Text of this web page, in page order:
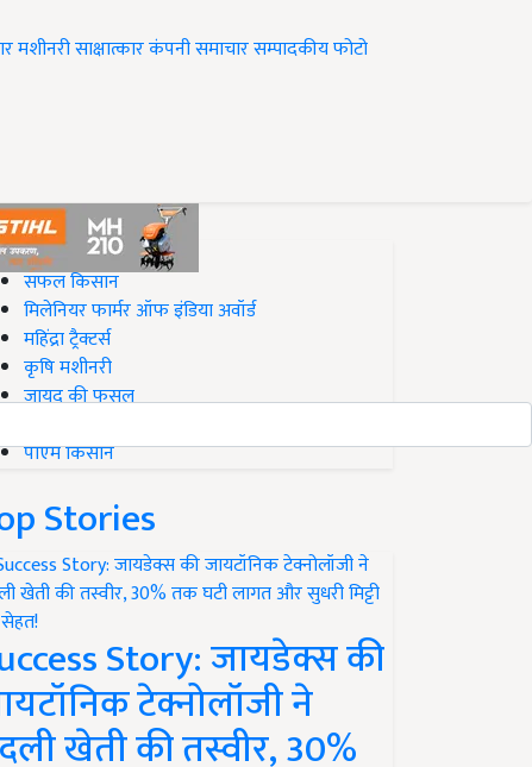
मशीनरीसाक्षात्कारकंपनी समाचारसम्पादकीयफोटो
on Krishi Jagran
सफल किसान
मिलेनियर फार्मर ऑफ इंडिया अवॉर्ड
महिंद्रा ट्रैक्टर्स
कृषि मशीनरी
जायद की फसल
पीएम किसान
Stories
Story: जायडेक्स की
टेक्नोलॉजी ने
खेती की तस्वीर, 30%